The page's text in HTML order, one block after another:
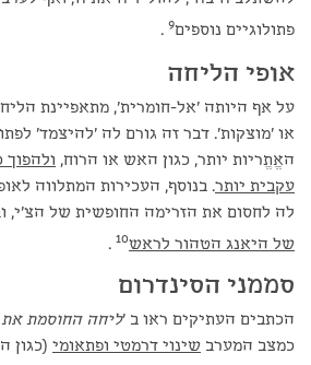
פתולוגיים נוספים9
.
אופי הליחה
על אף היותה 'אל-חומרית', מתאפיינת
או 'מוצקות'. דבר זה גורם לה 'להיצמד'
האֱתֱריות יותר, כגון האש או הרוח,
עקבית יותר. בנוסף, העכירות המתלווה
לה לחסום את הזרימה החופשית של הצ'י,
של היאנג הטהור לראש10
.
סממני הסינדרום
הכתבים העתיקים ראו ב 'ליחה החוסמת
כמצב המערב שינוי דרמטי ופתאומי (כגון